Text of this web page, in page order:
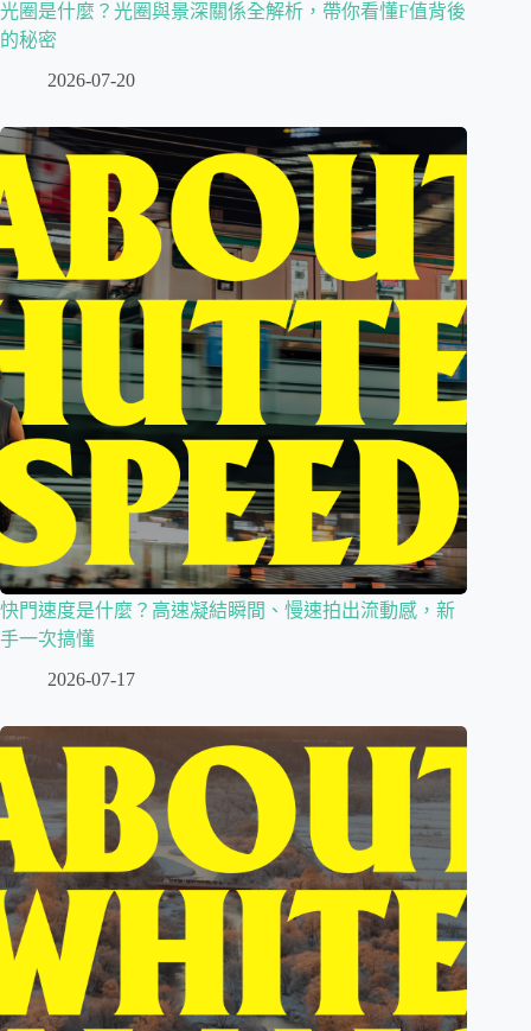
光圈是什麼？光圈與景深關係全解析，帶你看懂F值背後
的秘密
2026-07-20
快門速度是什麼？高速凝結瞬間、慢速拍出流動感，新
手一次搞懂
2026-07-17